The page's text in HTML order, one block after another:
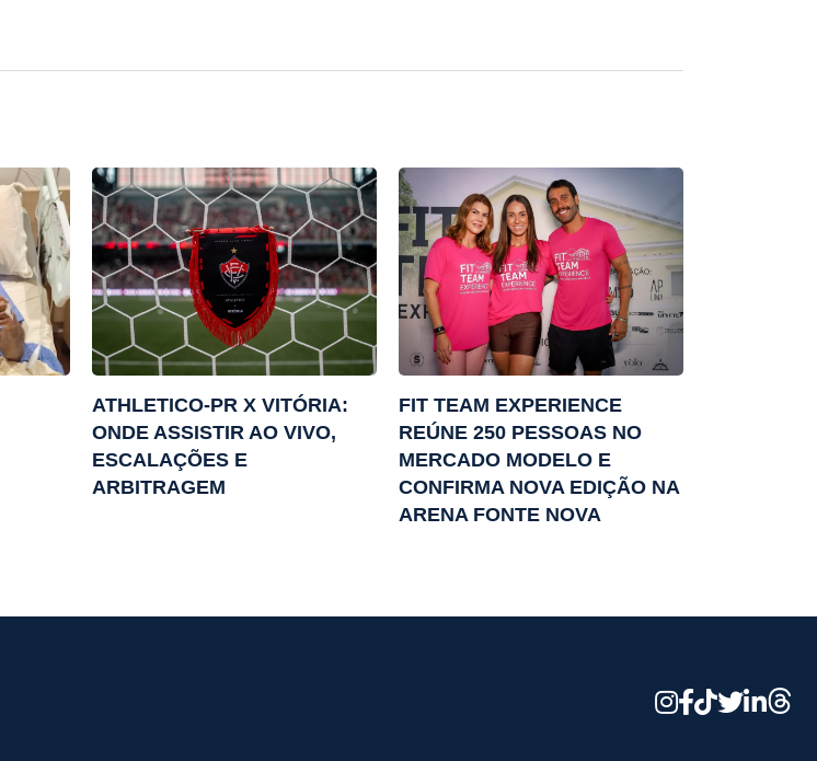
ATHLETICO-PR X VITÓRIA:
ONDE ASSISTIR AO VIVO,
ESCALAÇÕES E
ARBITRAGEM
FIT TEAM EXPERIENCE
REÚNE 250 PESSOAS NO
MERCADO MODELO E
CONFIRMA NOVA EDIÇÃO NA
ARENA FONTE NOVA